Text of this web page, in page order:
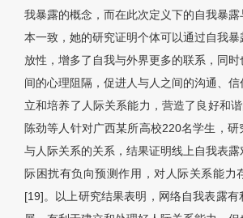
我暴露的概念，而在此次定义下的自我暴
本一致，她的研究证明个体可以通过自我
放性，增多了自我与外界更多的联系，同时
间的心理阻隔，促进人与人之间的沟通、
立和培养了人际关系能力，营造了良好和谐
陈劲等人针对广西某所高校220名学生，
与人际关系的关系，结果证明线上自我表露
际困扰有负向预测作用，对人际关系能力
[19]。以上研究结果表明，网络自我表露有